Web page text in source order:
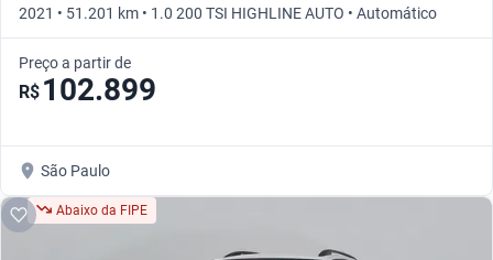
2021 • 51.201 km • 1.0 200 TSI HIGHLINE AUTO • Automático
Preço a partir de
R$ 102.899
São Paulo
Abaixo da FIPE